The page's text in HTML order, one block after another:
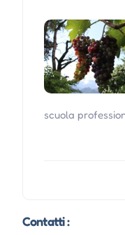
scuola
Contatti :